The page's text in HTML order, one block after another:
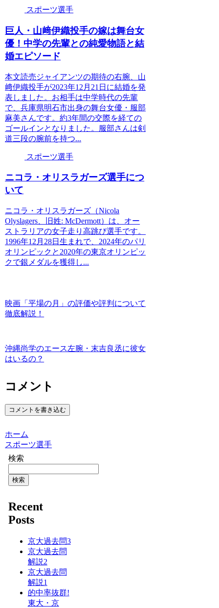
スポーツ選手
巨人・山﨑伊織投手の嫁は舞台女
優！中学の先輩との純愛物語と結
婚エピソード
本文読売ジャイアンツの期待の右腕、山
﨑伊織投手が2023年12月21日に結婚を発
表しました。お相手は中学時代の先輩
で、兵庫県明石市出身の舞台女優・服部
麻美さんです。約3年間の交際を経ての
ゴールインとなりました。服部さんは剣
道三段の腕前を持つ...
スポーツ選手
ニコラ・オリスラガーズ選手につ
いて
ニコラ・オリスラガーズ（Nicola
Olyslagers、旧姓: McDermott）は、オー
ストラリアの女子走り高跳び選手です。
1996年12月28日生まれで、2024年のパリ
オリンピックと2020年の東京オリンピッ
クで銀メダルを獲得し...
映画「平場の月」の評価や評判について
徹底解説！
沖縄尚学のエース左腕・末吉良丞に彼女
はいるの？
コメント
コメントを書き込む
ホーム
スポーツ選手
検索
検索
Recent
Posts
京大過去問3
京大過去問
解説2
京大過去問
解説1
的中率抜群!
東大・京